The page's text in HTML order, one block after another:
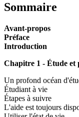
Sommaire
Avant-propos
Préface
Introduction
Chapitre 1 - Étude et
Un profond océan
Étudiant à vie
Étapes à suivre
L'aide est toujours